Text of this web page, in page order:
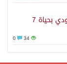
هجمات حوثية بالصواريخ والمسيرات تودي بحياة 7
34